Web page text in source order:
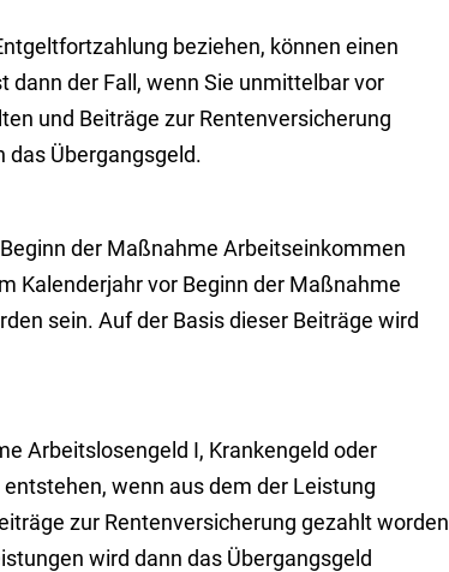
beziehen, können einen
dann der Fall, wenn Sie unmittelbar vor
und Beiträge zur Rentenversicherung
das Übergangsgeld.
der Maßnahme Arbeitseinkommen
Kalenderjahr vor Beginn der Maßnahme
sein. Auf der Basis dieser Beiträge wird
Arbeitslosengeld I, Krankengeld oder
wenn aus dem der Leistung
zur Rentenversicherung gezahlt worden
wird dann das Übergangsgeld